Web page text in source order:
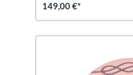
149,00 €*